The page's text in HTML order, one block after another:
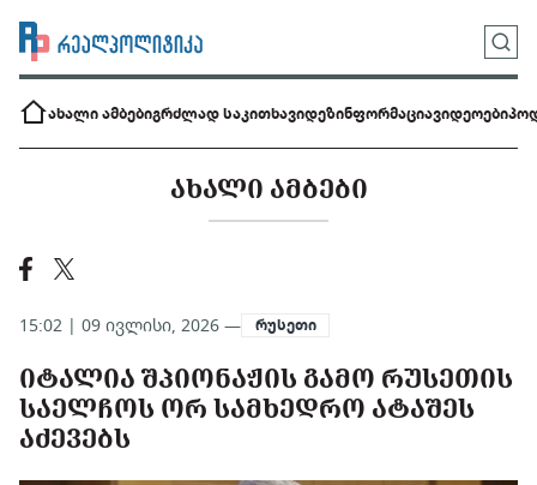
ახალი ამბებიგრძლად საკითხავიდეზინფორმაციავიდეოები
ᲐᲮᲐᲚᲘ ᲐᲛᲑᲔᲑᲘ
15:02 | 09 ივლისი, 2026 — რუსეთი
ᲘᲢᲐᲚᲘᲐ ᲨᲞᲘᲝᲜᲐᲟᲘᲡ ᲒᲐᲛᲝ ᲠᲣᲡᲔᲗᲘᲡ
ᲡᲐᲔᲚᲩᲝᲡ ᲝᲠ ᲡᲐᲛᲮᲔᲓᲠᲝ ᲐᲢᲐᲨᲔᲡ
ᲐᲫᲔᲕᲔᲑᲡ